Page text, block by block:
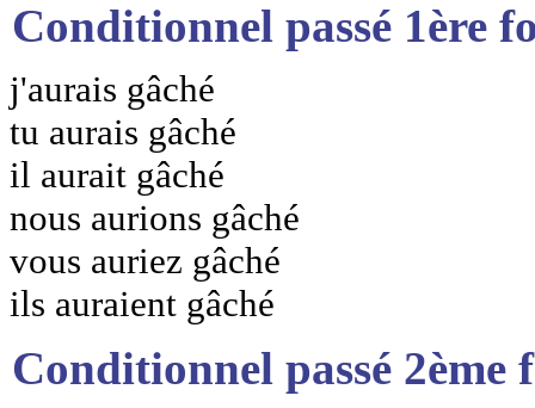
Conditionnel passé 1ère
j'aurais gâché
tu aurais gâché
il aurait gâché
nous aurions gâché
vous auriez gâché
ils auraient gâché
Conditionnel passé 2ème